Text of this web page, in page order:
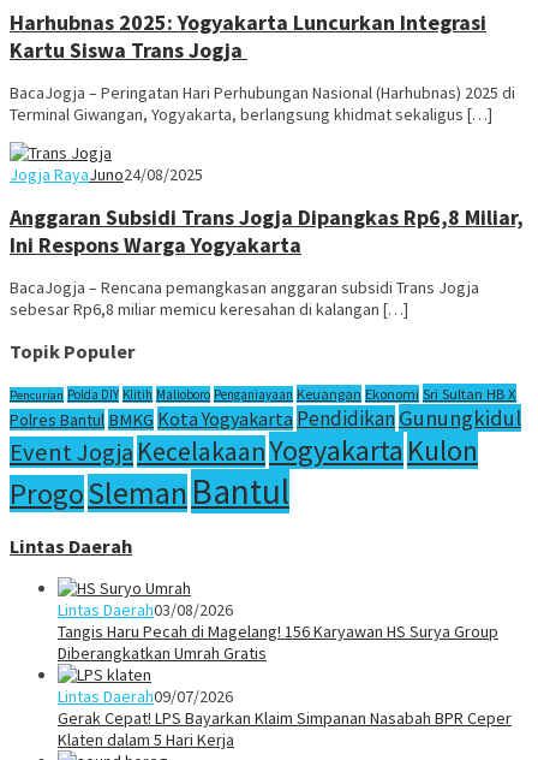
Harhubnas 2025: Yogyakarta Luncurkan Integrasi
Kartu Siswa Trans Jogja
BacaJogja – Peringatan Hari Perhubungan Nasional (Harhubnas) 2025 di
Terminal Giwangan, Yogyakarta, berlangsung khidmat sekaligus […]
Jogja RayaJuno24/08/2025
Anggaran Subsidi Trans Jogja Dipangkas Rp6,8 Miliar,
Ini Respons Warga Yogyakarta
BacaJogja – Rencana pemangkasan anggaran subsidi Trans Jogja
sebesar Rp6,8 miliar memicu keresahan di kalangan […]
Topik Populer
Pencurian Polda DIY Klitih Malioboro Penganiayaan Keuangan Ekonomi Sri Sultan HB X
Polres Bantul BMKG Kota Yogyakarta PendidikanGunungkidul
Event Jogja KecelakaanYogyakarta Kulon
ProgoSleman Bantul
Lintas Daerah
Lintas Daerah03/08/2026
Tangis Haru Pecah di Magelang! 156 Karyawan HS Surya Group
Diberangkatkan Umrah Gratis
Lintas Daerah09/07/2026
Gerak Cepat! LPS Bayarkan Klaim Simpanan Nasabah BPR Ceper
Klaten dalam 5 Hari Kerja